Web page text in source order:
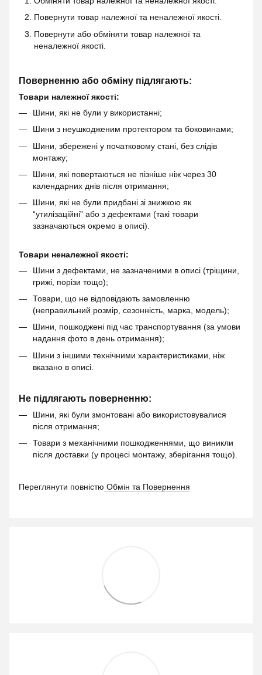
Повернути товар належної та неналежної якості.
Повернути або обміняти товар належної та
неналежної якості.
Поверненню або обміну підлягають:
Товари належної якості:
Шини, які не були у використанні;
Шини з неушкодженим протектором та боковинами;
Шини, збережені у початковому стані, без слідів
монтажу;
Шини, які повертаються не пізніше ніж через 30
календарних днів після отримання;
Шини, які не були придбані зі знижкою як
“утилізаційні” або з дефектами (такі товари
зазначаються окремо в описі).
Товари неналежної якості:
Шини з дефектами, не зазначеними в описі (тріщини,
грижі, порізи тощо);
Товари, що не відповідають замовленню
(неправильний розмір, сезонність, марка, модель);
Шини, пошкоджені під час транспортування (за умови
надання фото в день отримання);
Шини з іншими технічними характеристиками, ніж
вказано в описі.
Не підлягають поверненню:
Шини, які були змонтовані або використовувалися
після отримання;
Товари з механічними пошкодженнями, що виникли
після доставки (у процесі монтажу, зберігання тощо).
Переглянути повністю Обмін та Повернення